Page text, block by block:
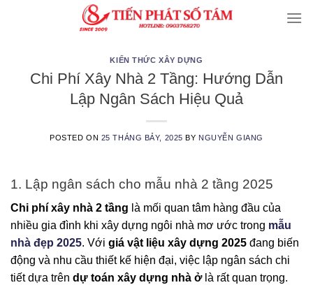
KIẾN THỨC XÂY DỰNG
Chi Phí Xây Nhà 2 Tầng: Hướng Dẫn
Lập Ngân Sách Hiệu Quả
POSTED ON 25 THÁNG BẢY, 2025 BY NGUYỄN GIANG
1. Lập ngân sách cho mẫu nhà 2 tầng 2025
Chi phí xây nhà 2 tầng là mối quan tâm hàng đầu của
nhiều gia đình khi xây dựng ngôi nhà mơ ước trong mẫu
nhà đẹp 2025. Với giá vật liệu xây dựng 2025 đang biến
động và nhu cầu thiết kế hiện đại, việc lập ngân sách chi
tiết dựa trên dự toán xây dựng nhà ởlà rất quan trọng.